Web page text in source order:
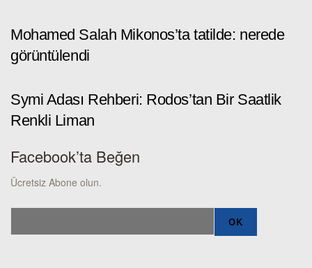
Mohamed Salah Mikonos’ta tatilde: nerede
görüntülendi
Symi Adası Rehberi: Rodos’tan Bir Saatlik
Renkli Liman
Facebook’ta Beğen
Ücretsiz Abone olun.